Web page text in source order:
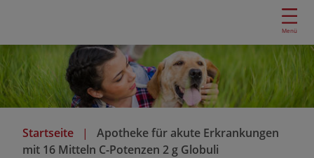
r
e
k
t
z
Menü
Startseite
Apotheke für akute Erkrankungen
mit 16 Mitteln C-Potenzen 2 g Globuli